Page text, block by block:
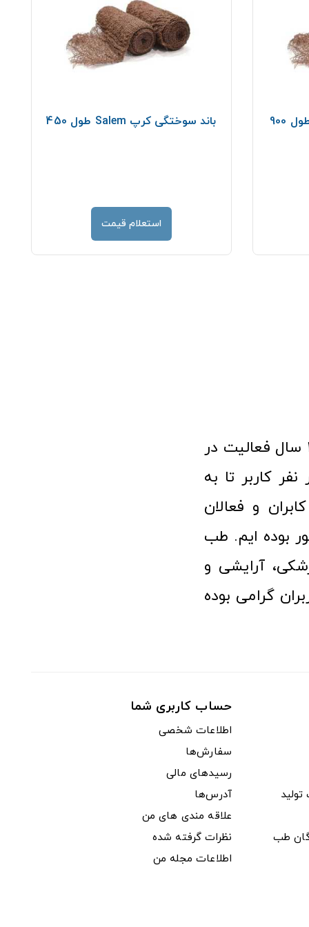
باند سوختگی كرپ Salem طول 450
استعلام قیمت
فروشگاه آنلاین تجهیزات پزشکی طب تولید با افتخار نزدیک به ۱۰ سال فعالیت در
پزشکی توانسته مورد اعتماد بیش از ۱۲۰ هزار نفر کاربر تا به
و فعالان
بوده ایم. طب
آرایشی و
گرامی بوده
طب
حساب کاربری شما
اطلاعات شخصی
سفارش‌ها
رسیدهای مالی
آدرس‌ها
علاقه مندی های من
نظرات گرفته شده
اطلاعات مجله من